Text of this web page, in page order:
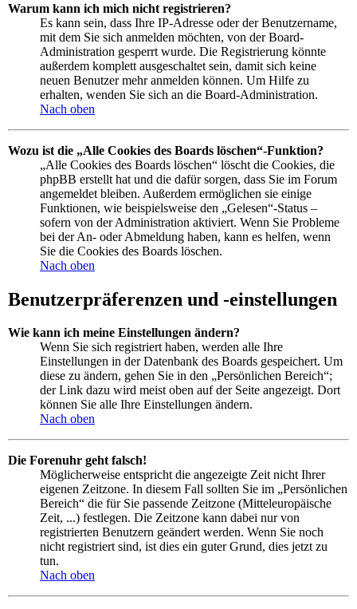
Warum kann ich mich nicht registrieren?
Es kann sein, dass Ihre IP-Adresse oder der Benutzername,
mit dem Sie sich anmelden möchten, von der Board-
Administration gesperrt wurde. Die Registrierung könnte
außerdem komplett ausgeschaltet sein, damit sich keine
neuen Benutzer mehr anmelden können. Um Hilfe zu
erhalten, wenden Sie sich an die Board-Administration.
Nach oben
Wozu ist die „Alle Cookies des Boards löschen“-Funktion?
„Alle Cookies des Boards löschen“ löscht die Cookies, die
phpBB erstellt hat und die dafür sorgen, dass Sie im Forum
angemeldet bleiben. Außerdem ermöglichen sie einige
Funktionen, wie beispielsweise den „Gelesen“-Status –
sofern von der Administration aktiviert. Wenn Sie Probleme
bei der An- oder Abmeldung haben, kann es helfen, wenn
Sie die Cookies des Boards löschen.
Nach oben
Benutzerpräferenzen und -einstellungen
Wie kann ich meine Einstellungen ändern?
Wenn Sie sich registriert haben, werden alle Ihre
Einstellungen in der Datenbank des Boards gespeichert. Um
diese zu ändern, gehen Sie in den „Persönlichen Bereich“;
der Link dazu wird meist oben auf der Seite angezeigt. Dort
können Sie alle Ihre Einstellungen ändern.
Nach oben
Die Forenuhr geht falsch!
Möglicherweise entspricht die angezeigte Zeit nicht Ihrer
eigenen Zeitzone. In diesem Fall sollten Sie im „Persönlichen
Bereich“ die für Sie passende Zeitzone (Mitteleuropäische
Zeit, ...) festlegen. Die Zeitzone kann dabei nur von
registrierten Benutzern geändert werden. Wenn Sie noch
nicht registriert sind, ist dies ein guter Grund, dies jetzt zu
tun.
Nach oben